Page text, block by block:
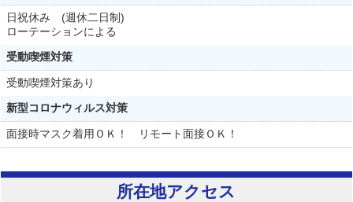
日祝休み (週休二日制)
ローテーションによる
受動喫煙対策
受動喫煙対策あり
新型コロナウィルス対策
面接時マスク着用ＯＫ！ リモート面接ＯＫ！
所在地アクセス